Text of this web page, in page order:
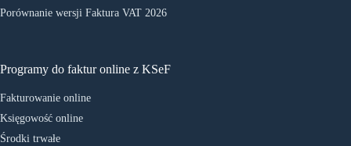
Porównanie wersji Faktura VAT 2026
Programy do faktur online z KSeF
Fakturowanie online
Księgowość online
Środki trwałe